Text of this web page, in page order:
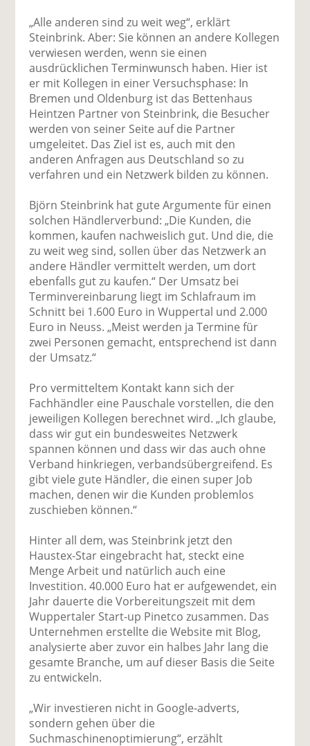
„Alle anderen sind zu weit weg“, erklärt
Steinbrink. Aber: Sie können an andere Kollegen
verwiesen werden, wenn sie einen
ausdrücklichen Terminwunsch haben. Hier ist
er mit Kollegen in einer Versuchsphase: In
Bremen und Oldenburg ist das Bettenhaus
Heintzen Partner von Steinbrink, die Besucher
werden von seiner Seite auf die Partner
umgeleitet. Das Ziel ist es, auch mit den
anderen Anfragen aus Deutschland so zu
verfahren und ein Netzwerk bilden zu können.
Björn Steinbrink hat gute Argumente für einen
solchen Händlerverbund: „Die Kunden, die
kommen, kaufen nachweislich gut. Und die, die
zu weit weg sind, sollen über das Netzwerk an
andere Händler vermittelt werden, um dort
ebenfalls gut zu kaufen.“ Der Umsatz bei
Terminvereinbarung liegt im Schlafraum im
Schnitt bei 1.600 Euro in Wuppertal und 2.000
Euro in Neuss. „Meist werden ja Termine für
zwei Personen gemacht, entsprechend ist dann
der Umsatz.“
Pro vermitteltem Kontakt kann sich der
Fachhändler eine Pauschale vorstellen, die den
jeweiligen Kollegen berechnet wird. „Ich glaube,
dass wir gut ein bundesweites Netzwerk
spannen können und dass wir das auch ohne
Verband hinkriegen, verbandsübergreifend. Es
gibt viele gute Händler, die einen super Job
machen, denen wir die Kunden problemlos
zuschieben können.“
Hinter all dem, was Steinbrink jetzt den
Haustex-Star eingebracht hat, steckt eine
Menge Arbeit und natürlich auch eine
Investition. 40.000 Euro hat er aufgewendet, ein
Jahr dauerte die Vorbereitungszeit mit dem
Wuppertaler Start-up Pinetco zusammen. Das
Unternehmen erstellte die Website mit Blog,
analysierte aber zuvor ein halbes Jahr lang die
gesamte Branche, um auf dieser Basis die Seite
zu entwickeln.
„Wir investieren nicht in Google-adverts,
sondern gehen über die
Suchmaschinenoptimierung“, erzählt